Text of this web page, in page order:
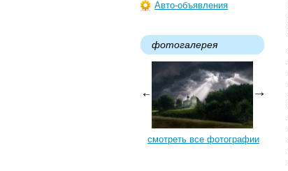
Авто-объявления
фотогалерея
смотреть все фотографии